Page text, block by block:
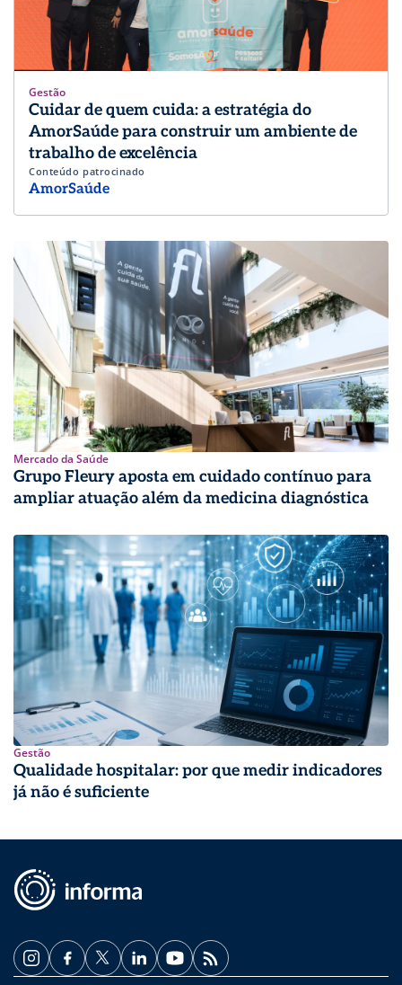
Gestão
Cuidar de quem cuida: a estratégia do
AmorSaúde para construir um ambiente de
trabalho de excelência
Conteúdo patrocinado
AmorSaúde
Mercado da Saúde
Grupo Fleury aposta em cuidado contínuo para
ampliar atuação além da medicina diagnóstica
Gestão
Qualidade hospitalar: por que medir indicadores
já não é suficiente